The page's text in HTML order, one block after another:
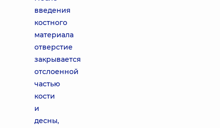
введения
костного
материала
отверстие
закрывается
отслоенной
частью
кости
и
десны,